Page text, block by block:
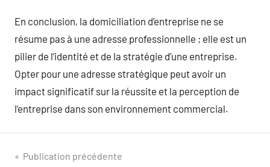
En conclusion, la domiciliation d’entreprise ne se
résume pas à une adresse professionnelle ; elle est un
pilier de l’identité et de la stratégie d’une entreprise.
Opter pour une adresse stratégique peut avoir un
impact significatif sur la réussite et la perception de
l’entreprise dans son environnement commercial.
Navigation
Publication précédente